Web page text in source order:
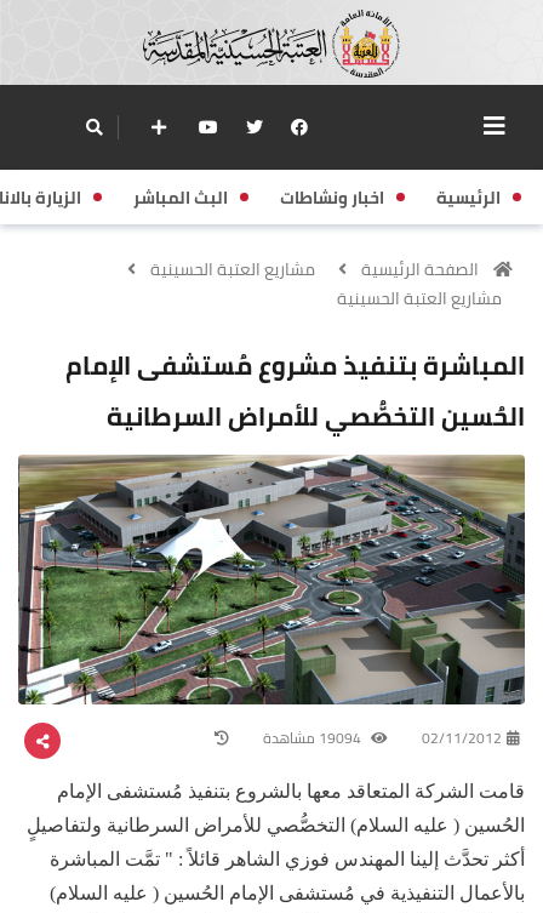
الرئيسية اخبار ونشاطات البث المباشر الزيارة
الصفحة الرئيسية
مشاريع العتبة الحسينية
مشاريع العتبة الحسينية
المباشرة بتنفيذ مشروع مُستشفى الإمام
الحُسين التخصُّصي للأمراض السرطانية
02/11/2012
قامت الشركة المتعاقد معها بالشروع بتنفيذ مُستشفى الإمام
الحُسين ( عليه السلام) التخصُّصي للأمراض السرطانية ولتفاصيلٍ
أكثر تحدَّث إلينا المهندس فوزي الشاهر قائلاً : " تمَّت المباشرة
بالأعمال التنفيذية في مُستشفى الإمام الحُسين ( عليه السلام)